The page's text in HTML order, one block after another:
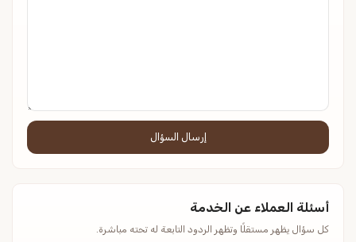
إرسال السؤال
أسئلة العملاء عن الخدمة
كل سؤال يظهر مستقلًا وتظهر الردود التابعة له تحته مباشرة.